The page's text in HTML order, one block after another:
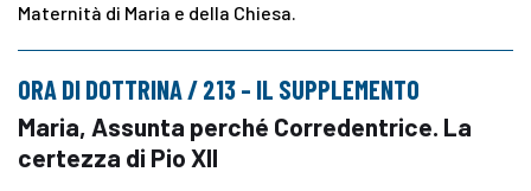
Maternità di Maria e della Chiesa.
ORA DI DOTTRINA / 213 – IL SUPPLEMENTO
Maria, Assunta perché Corredentrice. La
certezza di Pio XII